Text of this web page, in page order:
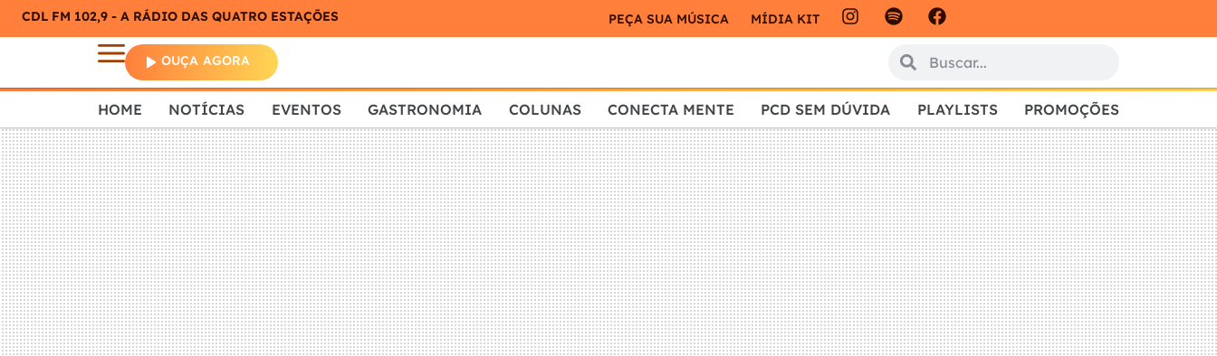
CDL FM 102,9 - A RÁDIO DAS QUATRO ESTAÇÕES PEÇA SUA MÚSICA MÍDIA KIT
OUÇA AGORA
HOME NOTÍCIAS EVENTOS GASTRONOMIA COLUNAS CONECTA MENTE PCD SEM DÚVIDA PLAYLISTS PROMOÇÕES